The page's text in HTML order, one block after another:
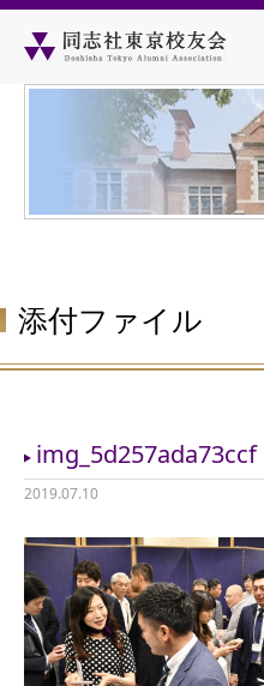
添付ファイル
img_5d257ada73ccf
2019.07.10